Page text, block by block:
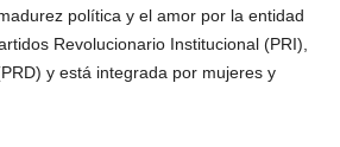
política y el amor por la entidad
Revolucionario Institucional (PRI),
y está integrada por mujeres y